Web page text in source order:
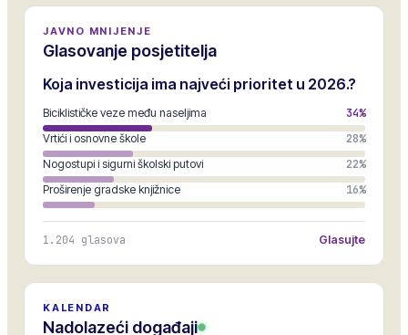
JAVNO MNIJENJE
Glasovanje posjetitelja
Koja investicija ima najveći prioritet u 2026.?
Biciklističke veze među naseljima 34%
Vrtići i osnovne škole 28%
Nogostupi i sigurni školski putovi 22%
Proširenje gradske knjižnice 16%
1.204 glasova Glasujte
KALENDAR
Nadolazeći događaji